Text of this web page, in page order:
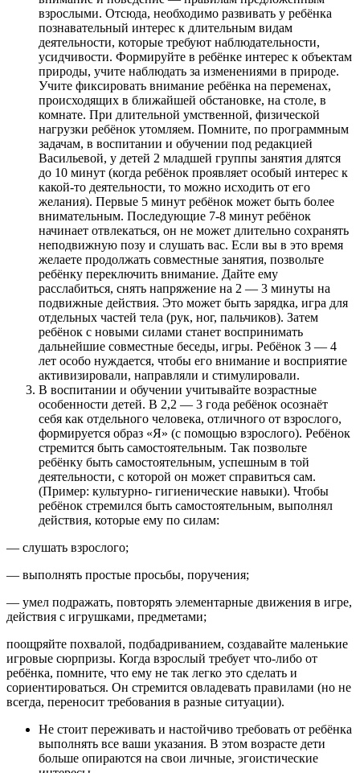
взрослыми. Отсюда, необходимо развивать у ребёнка
познавательный интерес к длительным видам
деятельности, которые требуют наблюдательности,
усидчивости. Формируйте в ребёнке интерес к объектам
природы, учите наблюдать за изменениями в природе.
Учите фиксировать внимание ребёнка на переменах,
происходящих в ближайшей обстановке, на столе, в
комнате. При длительной умственной, физической
нагрузки ребёнок утомляем. Помните, по программным
задачам, в воспитании и обучении под редакцией
Васильевой, у детей 2 младшей группы занятия длятся
до 10 минут (когда ребёнок проявляет особый интерес к
какой-то деятельности, то можно исходить от его
желания). Первые 5 минут ребёнок может быть более
внимательным. Последующие 7-8 минут ребёнок
начинает отвлекаться, он не может длительно сохранять
неподвижную позу и слушать вас. Если вы в это время
желаете продолжать совместные занятия, позвольте
ребёнку переключить внимание. Дайте ему
расслабиться, снять напряжение на 2 — 3 минуты на
подвижные действия. Это может быть зарядка, игра для
отдельных частей тела (рук, ног, пальчиков). Затем
ребёнок с новыми силами станет воспринимать
дальнейшие совместные беседы, игры. Ребёнок 3 — 4
лет особо нуждается, чтобы его внимание и восприятие
активизировали, направляли и стимулировали.
В воспитании и обучении учитывайте возрастные
особенности детей. В 2,2 — 3 года ребёнок осознаёт
себя как отдельного человека, отличного от взрослого,
формируется образ «Я» (с помощью взрослого). Ребёнок
стремится быть самостоятельным. Так позвольте
ребёнку быть самостоятельным, успешным в той
деятельности, с которой он может справиться сам.
(Пример: культурно- гигиенические навыки). Чтобы
ребёнок стремился быть самостоятельным, выполнял
действия, которые ему по силам:
— слушать взрослого;
— выполнять простые просьбы, поручения;
— умел подражать, повторять элементарные движения в игре,
действия с игрушками, предметами;
поощряйте похвалой, подбадриванием, создавайте маленькие
игровые сюрпризы. Когда взрослый требует что-либо от
ребёнка, помните, что ему не так легко это сделать и
сориентироваться. Он стремится овладевать правилами (но не
всегда, переносит требования в разные ситуации).
Не стоит переживать и настойчиво требовать от ребёнка
выполнять все ваши указания. В этом возрасте дети
больше опираются на свои личные, эгоистические